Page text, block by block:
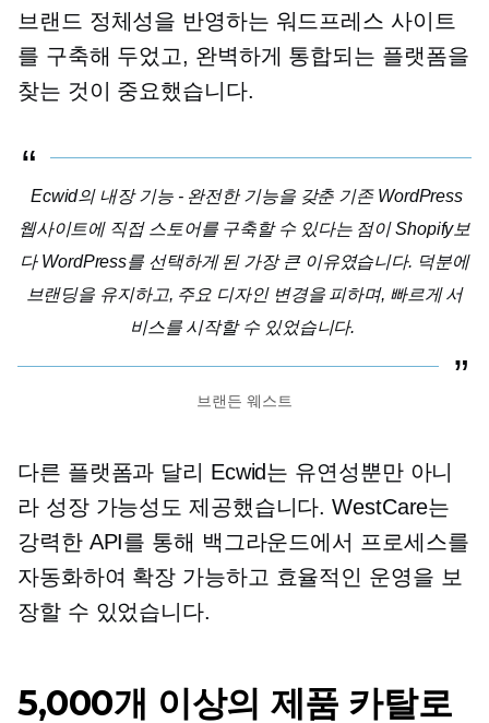
브랜드 정체성을 반영하는 워드프레스 사이트
를 구축해 두었고, 완벽하게 통합되는 플랫폼을
찾는 것이 중요했습니다.
Ecwid의 내장 기능 - 완전한 기능을 갖춘 기존 WordPress
웹사이트에 직접 스토어를 구축할 수 있다는 점이 Shopify보
다 WordPress를 선택하게 된 가장 큰 이유였습니다. 덕분에
브랜딩을 유지하고, 주요 디자인 변경을 피하며, 빠르게 서
비스를 시작할 수 있었습니다.
브랜든 웨스트
다른 플랫폼과 달리 Ecwid는 유연성뿐만 아니
라 성장 가능성도 제공했습니다. WestCare는
강력한 API를 통해 백그라운드에서 프로세스를
자동화하여 확장 가능하고 효율적인 운영을 보
장할 수 있었습니다.
5,000개 이상의 제품 카탈로